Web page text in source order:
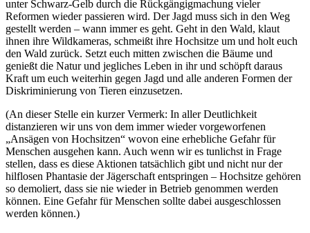
unter Schwarz-Gelb durch die Rückgängigmachung vieler
Reformen wieder passieren wird. Der Jagd muss sich in den Weg
gestellt werden – wann immer es geht. Geht in den Wald, klaut
ihnen ihre Wildkameras, schmeißt ihre Hochsitze um und holt euch
den Wald zurück. Setzt euch mitten zwischen die Bäume und
genießt die Natur und jegliches Leben in ihr und schöpft daraus
Kraft um euch weiterhin gegen Jagd und alle anderen Formen der
Diskriminierung von Tieren einzusetzen.
(An dieser Stelle ein kurzer Vermerk: In aller Deutlichkeit
distanzieren wir uns von dem immer wieder vorgeworfenen
„Ansägen von Hochsitzen“ wovon eine erhebliche Gefahr für
Menschen ausgehen kann. Auch wenn wir es tunlichst in Frage
stellen, dass es diese Aktionen tatsächlich gibt und nicht nur der
hilflosen Phantasie der Jägerschaft entspringen – Hochsitze gehören
so demoliert, dass sie nie wieder in Betrieb genommen werden
können. Eine Gefahr für Menschen sollte dabei ausgeschlossen
werden können.)